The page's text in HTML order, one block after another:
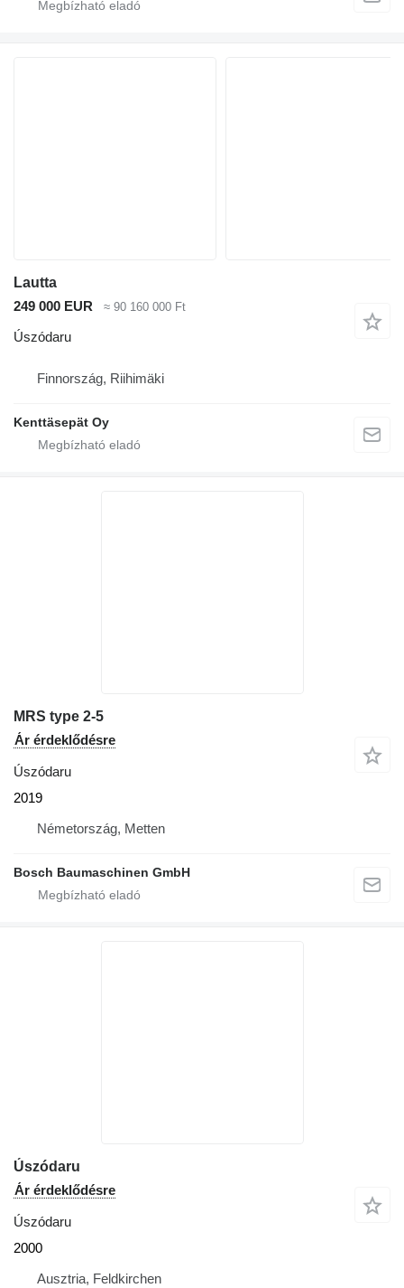
Lautta
249 000 EUR
≈ 90 160 000 Ft
Úszódaru
Finnország, Riihimäki
Kenttäsepät Oy
MRS type 2-5
Ár érdeklődésre
Úszódaru
2019
Németország, Metten
Bosch Baumaschinen GmbH
Úszódaru
Ár érdeklődésre
Úszódaru
2000
Ausztria, Feldkirchen